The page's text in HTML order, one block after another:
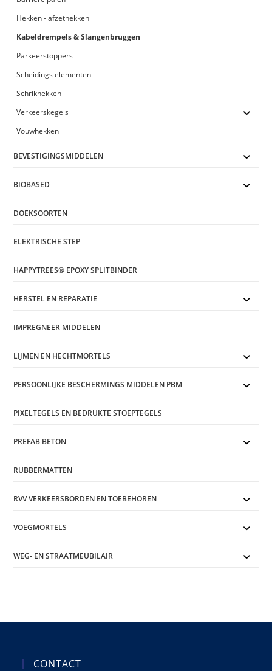
Hekken - afzethekken
Kabeldrempels & Slangenbruggen
Parkeerstoppers
Scheidings elementen
Schrikhekken
Verkeerskegels
Vouwhekken
BEVESTIGINGSMIDDELEN
BIOBASED
DOEKSOORTEN
ELEKTRISCHE STEP
HAPPYTREES® EPOXY SPLITBINDER
HERSTEL EN REPARATIE
IMPREGNEER MIDDELEN
LIJMEN EN HECHTMORTELS
PERSOONLIJKE BESCHERMINGS MIDDELEN PBM
PIXELTEGELS EN BEDRUKTE STOEPTEGELS
PREFAB BETON
RUBBERMATTEN
RVV VERKEERSBORDEN EN TOEBEHOREN
VOEGMORTELS
WEG- EN STRAATMEUBILAIR
CONTACT